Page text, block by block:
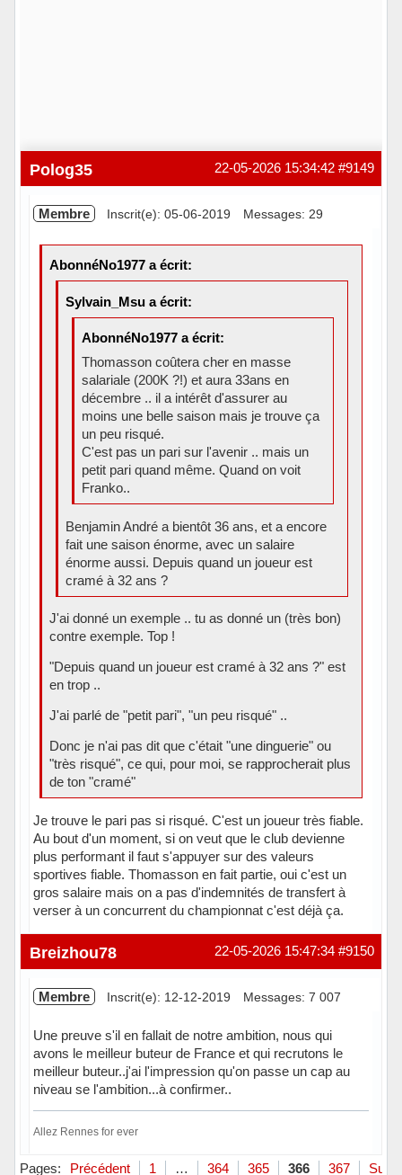
#9149
22-05-2026 15:34:42
Polog35
Membre Inscrit(e): 05-06-2019 Messages: 29
AbonnéNo1977 a écrit:
Sylvain_Msu a écrit:
AbonnéNo1977 a écrit:
Thomasson coûtera cher en masse
salariale (200K ?!) et aura 33ans en
décembre .. il a intérêt d'assurer au
moins une belle saison mais je trouve ça
un peu risqué.
C'est pas un pari sur l'avenir .. mais un
petit pari quand même. Quand on voit
Franko..
Benjamin André a bientôt 36 ans, et a encore
fait une saison énorme, avec un salaire
énorme aussi. Depuis quand un joueur est
cramé à 32 ans ?
J'ai donné un exemple .. tu as donné un (très bon)
contre exemple. Top !
"Depuis quand un joueur est cramé à 32 ans ?" est
en trop ..
J'ai parlé de "petit pari", "un peu risqué" ..
Donc je n'ai pas dit que c'était "une dinguerie" ou
"très risqué", ce qui, pour moi, se rapprocherait plus
de ton "cramé"
Je trouve le pari pas si risqué. C'est un joueur très fiable.
Au bout d'un moment, si on veut que le club devienne
plus performant il faut s'appuyer sur des valeurs
sportives fiable. Thomasson en fait partie, oui c'est un
gros salaire mais on a pas d'indemnités de transfert à
verser à un concurrent du championnat c'est déjà ça.
Hors ligne #9150
22-05-2026 15:47:34
Breizhou78
Membre Inscrit(e): 12-12-2019 Messages: 7 007
Une preuve s'il en fallait de notre ambition, nous qui
avons le meilleur buteur de France et qui recrutons le
meilleur buteur..j'ai l'impression qu'on passe un cap au
niveau se l'ambition...à confirmer..
Allez Rennes for ever
Hors ligne
Pages: Précédent 1 … 364 365 366 367